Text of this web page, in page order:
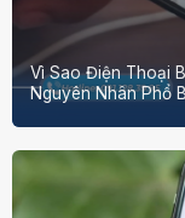
Vì Sao Điện Thoại
Nguyên Nhân Phổ